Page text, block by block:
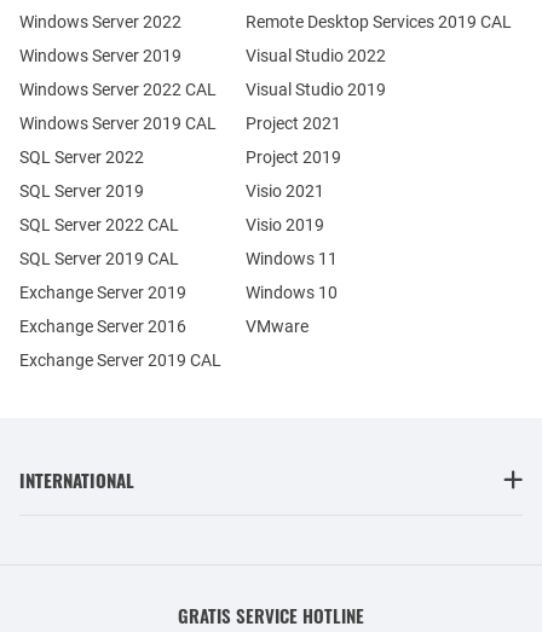
Windows Server 2022
Windows Server 2019
Exchange Server 2019
Exchange Server 2016
SQL Server 2022
SQL Server 2019
Windows Server 2022 CAL
Windows Server 2019 CAL
SQL Server 2022 CAL
SQL Server 2019 CAL
Remote Desktop Services 2019 CAL
Exchange Server 2019 CAL
Visual Studio 2022
Visual Studio 2019
Project 2021
Project 2019
Visio 2021
Visio 2019
Windows 11
Windows 10
VMware
INTERNATIONAL
GRATIS SERVICE HOTLINE